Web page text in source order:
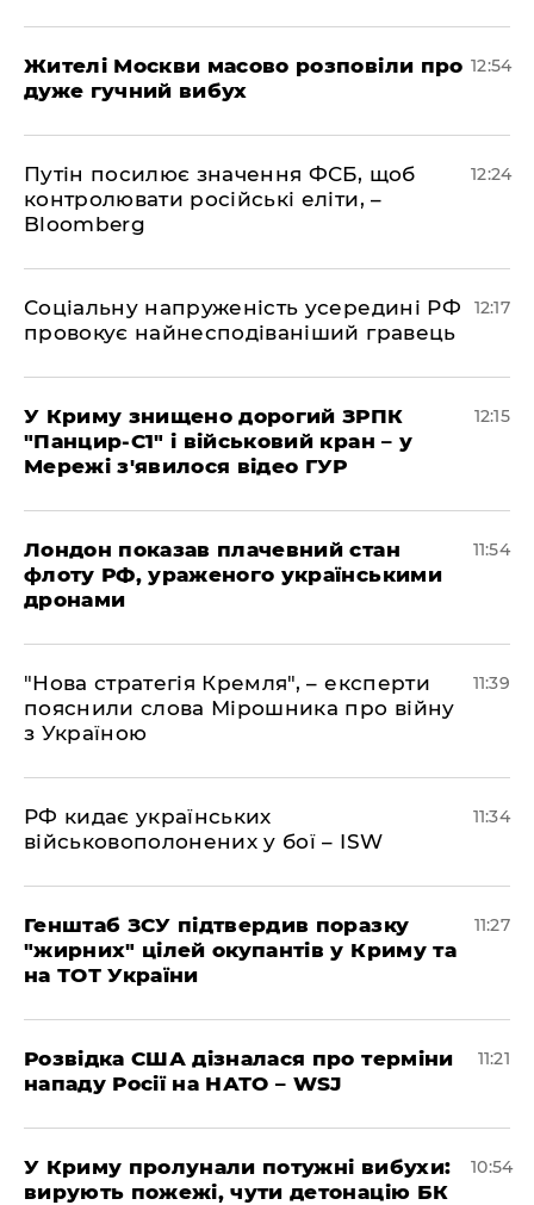
Жителі Москви масово розповіли про
дуже гучний вибух
12:54
Путін посилює значення ФСБ, щоб
контролювати російські еліти, –
Bloomberg
12:24
Соціальну напруженість усередині РФ
провокує найнесподіваніший гравець
12:17
У Криму знищено дорогий ЗРПК
"Панцир-С1" і військовий кран – у
Мережі з'явилося відео ГУР
12:15
Лондон показав плачевний стан
флоту РФ, ураженого українськими
дронами
11:54
"Нова стратегія Кремля", – експерти
пояснили слова Мірошника про війну
з Україною
11:39
РФ кидає українських
військовополонених у бої – ISW
11:34
Генштаб ЗСУ підтвердив поразку
"жирних" цілей окупантів у Криму та
на ТОТ України
11:27
Розвідка США дізналася про терміни
нападу Росії на НАТО – WSJ
11:21
У Криму пролунали потужні вибухи:
вирують пожежі, чути детонацію БК
10:54